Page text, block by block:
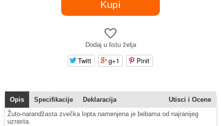
Dodaj u listu želja
Twitt g+1 Pinit
Opis Specifikacije Deklaracija
Utisci i Ocene
Žuto-narandžasta zvečka lopta namenjena je bebama od najranijeg
uzrasta.